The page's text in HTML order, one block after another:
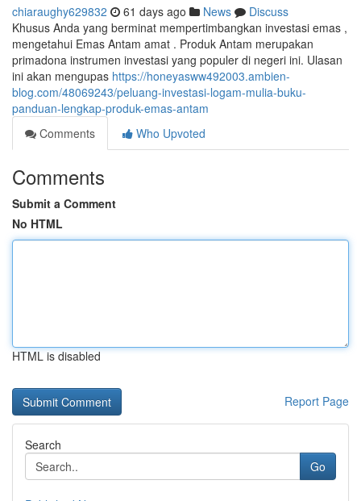
chiaraughy629832 61 days ago News
Discuss
Khusus Anda yang berminat mempertimbangkan investasi emas ,
mengetahui Emas Antam amat . Produk Antam merupakan
primadona instrumen investasi yang populer di negeri ini. Ulasan
ini akan mengupas https://honeyasww492003.ambien-
blog.com/48069243/peluang-investasi-logam-mulia-buku-
panduan-lengkap-produk-emas-antam
Comments
Who Upvoted
Comments
Submit a Comment
No HTML
HTML is disabled
Report Page
Search
Go